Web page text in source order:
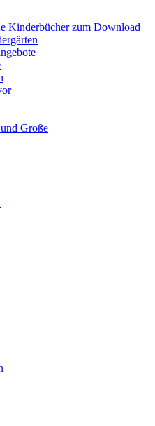
Kinderbücher zum Download
Große